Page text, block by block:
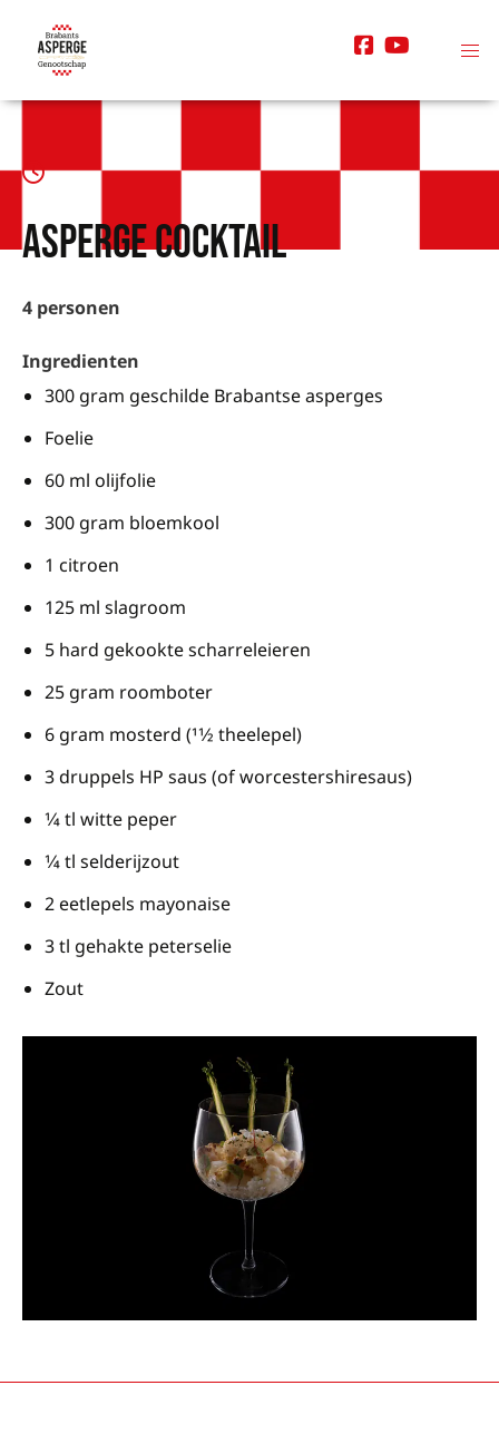
Asperge cocktail
4 personen
Ingredienten
300 gram geschilde Brabantse asperges
Foelie
60 ml olijfolie
300 gram bloemkool
1 citroen
125 ml slagroom
5 hard gekookte scharreleieren
25 gram roomboter
6 gram mosterd (11⁄2 theelepel)
3 druppels HP saus (of worcestershiresaus)
1⁄4 tl witte peper
1⁄4 tl selderijzout
2 eetlepels mayonaise
3 tl gehakte peterselie
Zout